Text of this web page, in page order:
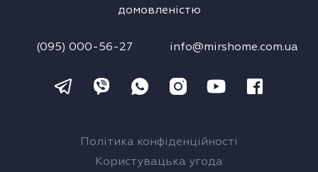
Вакууматори
Кавоварки
Поверхні з вбудованою витяжкою
домовленістю
info@mirshome.com.ua
(095) 000-56-27
Політика конфіденційності
Користувацька угода